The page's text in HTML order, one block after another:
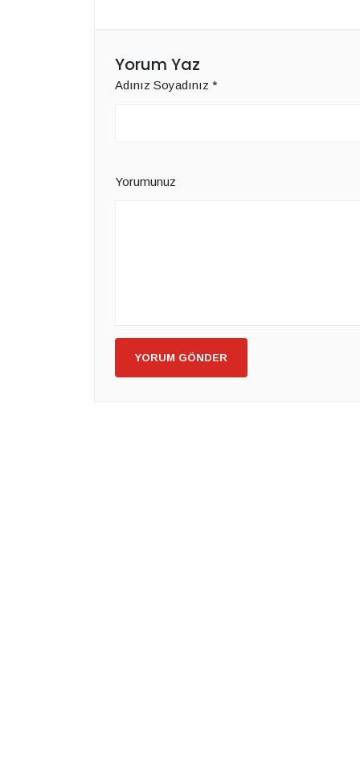
Yorum Yaz
Adınız Soyadınız *
Yorumunuz
YORUM GÖNDER